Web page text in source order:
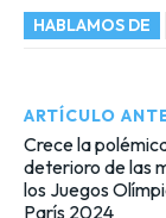
HABLAMOS DE
ARTÍCULO
Crece la
deterioro de las
los Juegos
París 2024